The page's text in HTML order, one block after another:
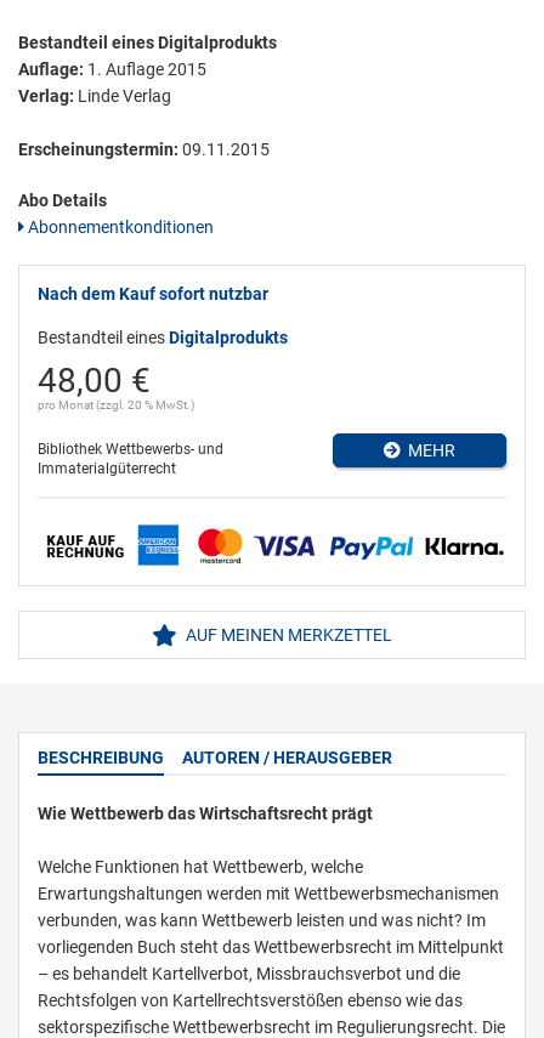
Bestandteil eines Digitalprodukts
Auflage: 1. Auflage 2015
Verlag: Linde Verlag
Erscheinungstermin: 09.11.2015
Abo Details
Abonnementkonditionen
Nach dem Kauf sofort nutzbar
Bestandteil einesDigitalprodukts
48,00 €
pro Monat (zzgl. 20 % MwSt.)
Bibliothek Wettbewerbs- und
Immaterialgüterrecht
MEHR
AUF MEINEN MERKZETTEL
BESCHREIBUNG AUTOREN / HERAUSGEBER
Wie Wettbewerb das Wirtschaftsrecht prägt
Welche Funktionen hat Wettbewerb, welche
Erwartungshaltungen werden mit Wettbewerbsmechanismen
verbunden, was kann Wettbewerb leisten und was nicht? Im
vorliegenden Buch steht das Wettbewerbsrecht im Mittelpunkt
– es behandelt Kartellverbot, Missbrauchsverbot und die
Rechtsfolgen von Kartellrechtsverstößen ebenso wie das
sektorspezifische Wettbewerbsrecht im Regulierungsrecht. Die